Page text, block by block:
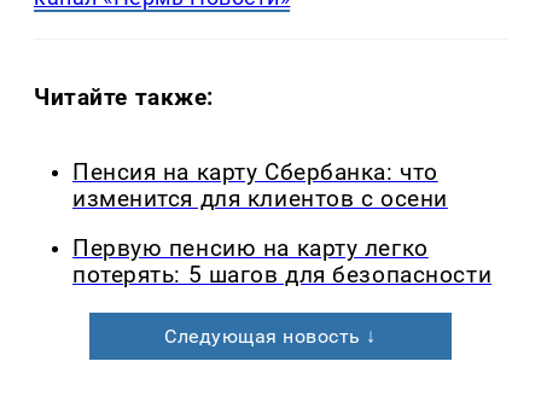
Читайте также:
Пенсия на карту Сбербанка: что
изменится для клиентов с осени
Первую пенсию на карту легко
потерять: 5 шагов для безопасности
Следующая новость ↓